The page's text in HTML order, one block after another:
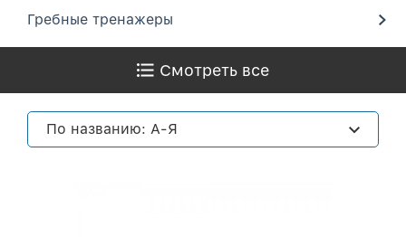
Гребные тренажеры
Смотреть все
По названию: А-Я